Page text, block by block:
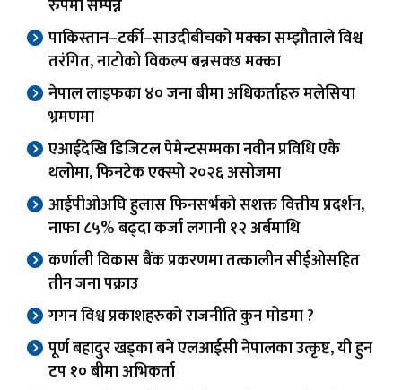
रुपमा सम्पन्न
पाकिस्तान–टर्की–साउदीबीचको मक्का सम्झौताले विश्व
तरंगित, नाटोको विकल्प बन्नसक्छ मक्का
नेपाल लाइफका ४० जना बीमा अधिकर्ताहरु मलेसिया
भ्रमणमा
एआईदेखि डिजिटल पेमेन्टसम्मका नवीन प्रविधि एकै
थलोमा, फिनटेक एक्स्पो २०२६ असोजमा
आईपीओअघि हुलास फिनसर्भको सशक्त वित्तीय प्रदर्शन,
नाफा ८५% बढ्दा कर्जा लगानी १२ अर्बमाथि
कर्णाली विकास बैंक प्रकरणमा तत्कालीन सीईओसहित
तीन जना पक्राउ
गगन विश्व प्रकाशहरुको राजनीति कुन मोडमा ?
पूर्ण बहादुर खड्का बने एलआईसी नेपालका उत्कृष्ट, यी हुन
टप १० बीमा अभिकर्ता